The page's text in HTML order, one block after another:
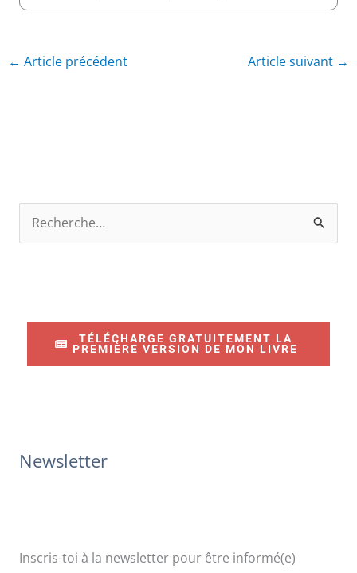
← Article précédent Article suivant →
TÉLÉCHARGE GRATUITEMENT LA
PREMIÈRE VERSION DE MON LIVRE
Newsletter
Inscris-toi à la newsletter pour être informé(e)